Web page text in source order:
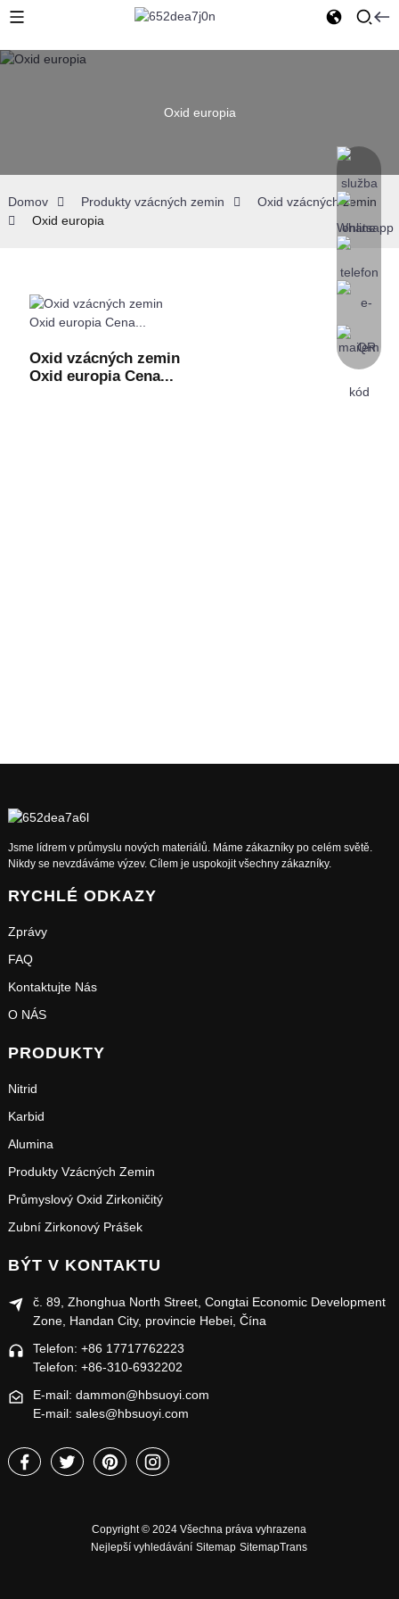
Oxid europia
Domov Produkty vzácných zemin
Oxid vzácných zemin
Oxid europia
Oxid vzácných zemin
Oxid europia Cena...
Jsme lídrem v průmyslu nových materiálů. Máme zákazníky po celém světě.
Nikdy se nevzdáváme výzev. Cílem je uspokojit všechny zákazníky.
RYCHLÉ ODKAZY
Zprávy
FAQ
Kontaktujte Nás
O NÁS
PRODUKTY
Nitrid
Karbid
Alumina
Produkty Vzácných Zemin
Průmyslový Oxid Zirkoničitý
Zubní Zirkonový Prášek
BÝT V KONTAKTU
č. 89, Zhonghua North Street, Congtai Economic Development
Zone, Handan City, provincie Hebei, Čína
Telefon: +86 17717762223
Telefon: +86-310-6932202
E-mail: dammon@hbsuoyi.com
E-mail: sales@hbsuoyi.com
Copyright © 2024 Všechna práva vyhrazena
Nejlepší vyhledávání Sitemap SitemapTrans